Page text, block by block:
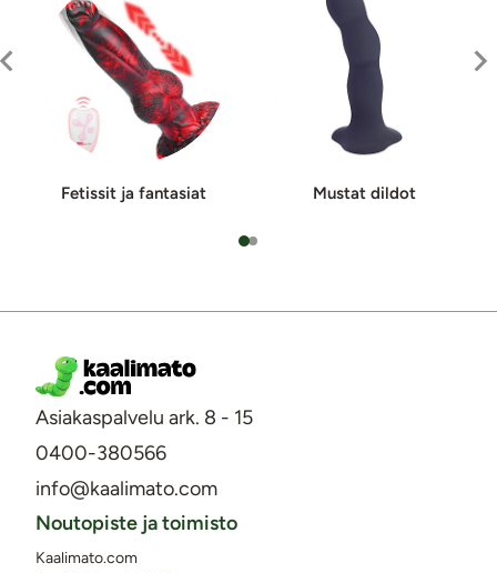
Fetissit ja fan­ta­si­at Mustat dildot
Asiakaspalvelu ark. 8 - 15
0400-380566
info@kaalimato.com
Noutopiste ja toimisto
Kaalimato.com